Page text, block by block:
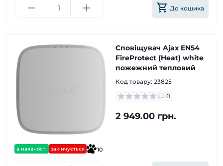
До кошика
в наявності закінчується 10
Сповіщувач Ajax EN54
FireProtect (Heat) white
пожежний тепловий
Код товару: 23825
0
2 949.00 грн.